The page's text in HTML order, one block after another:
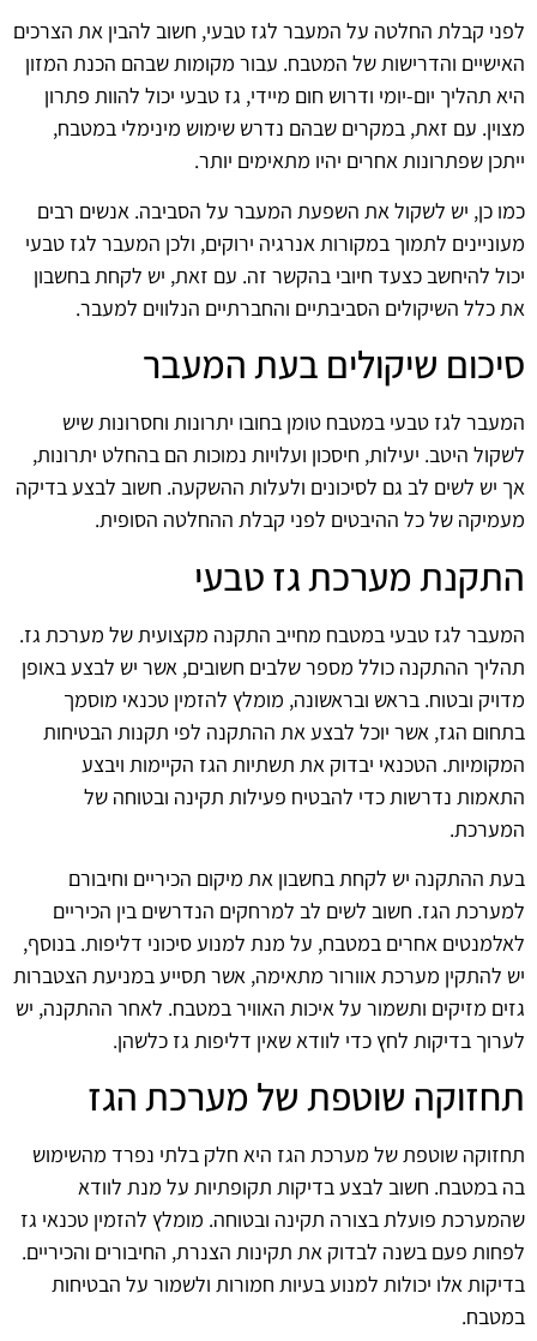
לפני קבלת החלטה על המעבר לגז טבעי, חשוב להבין את הצרכים
האישיים והדרישות של המטבח. עבור מקומות שבהם הכנת המזון
היא תהליך יום-יומי ודרוש חום מיידי, גז טבעי יכול להוות פתרון
מצוין. עם זאת, במקרים שבהם נדרש שימוש מינימלי במטבח,
ייתכן שפתרונות אחרים יהיו מתאימים יותר.
כמו כן, יש לשקול את השפעת המעבר על הסביבה. אנשים רבים
מעוניינים לתמוך במקורות אנרגיה ירוקים, ולכן המעבר לגז טבעי
יכול להיחשב כצעד חיובי בהקשר זה. עם זאת, יש לקחת בחשבון
את כלל השיקולים הסביבתיים והחברתיים הנלווים למעבר.
סיכום שיקולים בעת המעבר
המעבר לגז טבעי במטבח טומן בחובו יתרונות וחסרונות שיש
לשקול היטב. יעילות, חיסכון ועלויות נמוכות הם בהחלט יתרונות,
אך יש לשים לב גם לסיכונים ולעלות ההשקעה. חשוב לבצע בדיקה
מעמיקה של כל ההיבטים לפני קבלת ההחלטה הסופית.
התקנת מערכת גז טבעי
המעבר לגז טבעי במטבח מחייב התקנה מקצועית של מערכת גז.
תהליך ההתקנה כולל מספר שלבים חשובים, אשר יש לבצע באופן
מדויק ובטוח. בראש ובראשונה, מומלץ להזמין טכנאי מוסמך
בתחום הגז, אשר יוכל לבצע את ההתקנה לפי תקנות הבטיחות
המקומיות. הטכנאי יבדוק את תשתיות הגז הקיימות ויבצע
התאמות נדרשות כדי להבטיח פעילות תקינה ובטוחה של
המערכת.
בעת ההתקנה יש לקחת בחשבון את מיקום הכיריים וחיבורם
למערכת הגז. חשוב לשים לב למרחקים הנדרשים בין הכיריים
לאלמנטים אחרים במטבח, על מנת למנוע סיכוני דליפות. בנוסף,
יש להתקין מערכת אוורור מתאימה, אשר תסייע במניעת הצטברות
גזים מזיקים ותשמור על איכות האוויר במטבח. לאחר ההתקנה, יש
לערוך בדיקות לחץ כדי לוודא שאין דליפות גז כלשהן.
תחזוקה שוטפת של מערכת הגז
תחזוקה שוטפת של מערכת הגז היא חלק בלתי נפרד מהשימוש
בה במטבח. חשוב לבצע בדיקות תקופתיות על מנת לוודא
שהמערכת פועלת בצורה תקינה ובטוחה. מומלץ להזמין טכנאי גז
לפחות פעם בשנה לבדוק את תקינות הצנרת, החיבורים והכיריים.
בדיקות אלו יכולות למנוע בעיות חמורות ולשמור על הבטיחות
במטבח.